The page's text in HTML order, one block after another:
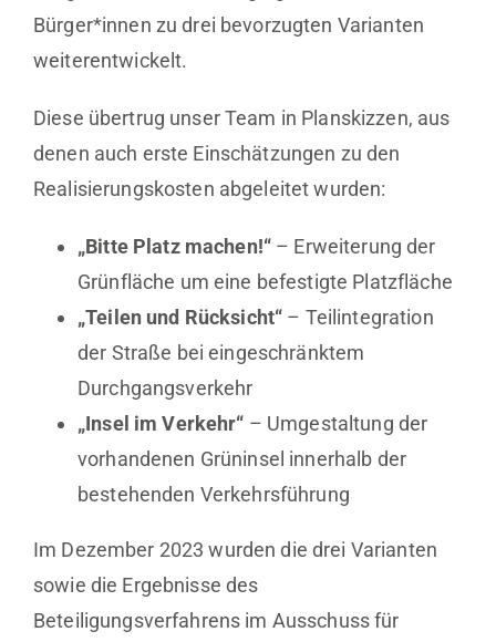
Bürger*innen zu drei bevorzugten Varianten
weiterentwickelt.
Diese übertrug unser Team in Planskizzen, aus
denen auch erste Einschätzungen zu den
Realisierungskosten abgeleitet wurden:
„Bitte Platz machen!“ – Erweiterung der
Grünfläche um eine befestigte Platzfläche
„Teilen und Rücksicht“ – Teilintegration
der Straße bei eingeschränktem
Durchgangsverkehr
„Insel im Verkehr“ – Umgestaltung der
vorhandenen Grüninsel innerhalb der
bestehenden Verkehrsführung
Im Dezember 2023 wurden die drei Varianten
sowie die Ergebnisse des
Beteiligungsverfahrens im Ausschuss für